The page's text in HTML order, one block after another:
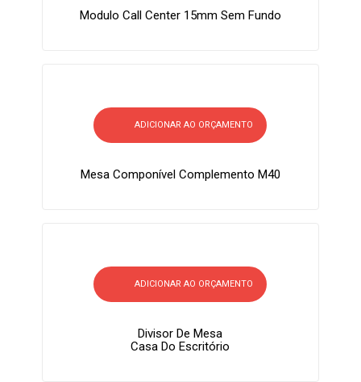
Modulo Call Center 15mm Sem Fundo
ADICIONAR AO ORÇAMENTO
Mesa Componível Complemento M40
ADICIONAR AO ORÇAMENTO
Divisor De Mesa
Casa Do Escritório